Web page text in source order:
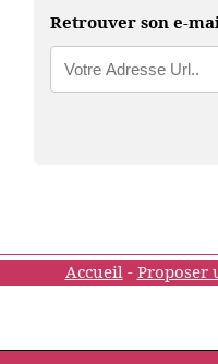
Retrouver son e-
Accueil- Proposer